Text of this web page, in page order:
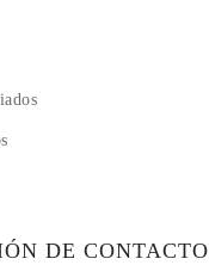
DE CONTACTO